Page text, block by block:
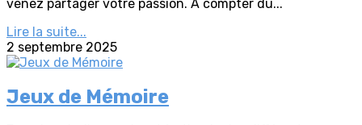
venez partager votre passion. A compter du...
Lire la suite...
2 septembre 2025
Jeux de Mémoire